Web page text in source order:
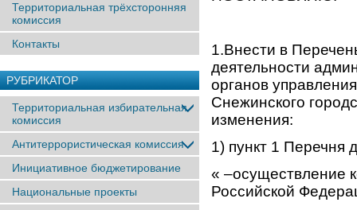
Территориальная трёхсторонняя
комиссия
Контакты
РУБРИКАТОР
Территориальная избирательная
комиссия
Антитеррористическая комиссия
Инициативное бюджетирование
Национальные проекты
1.Внести в
деятельности
органов
Снежинского
изменения:
1) пункт 1 Перечня
« –осуществление
Российской